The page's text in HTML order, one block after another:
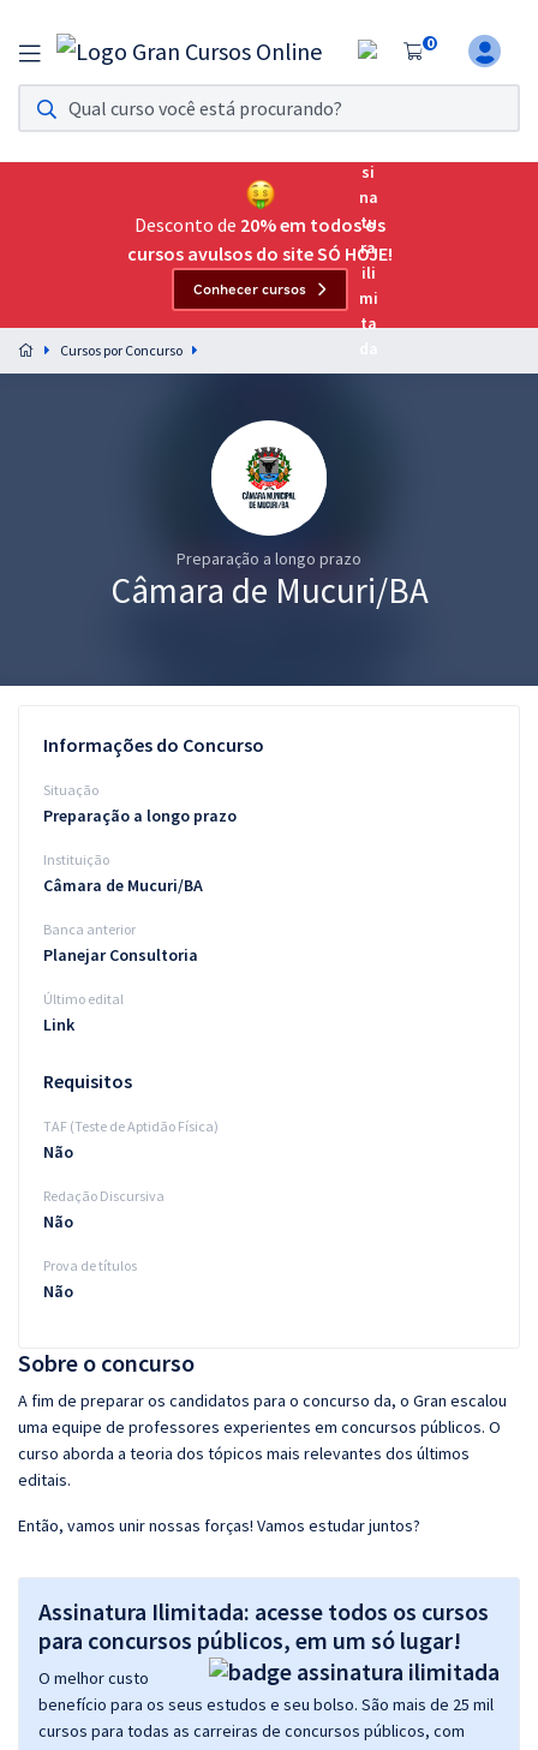
0
Assinatura Ilimitada 11
Acesso a todos os cursos. Teste grátis por 7 dias!
Assinatura OAB Até Passar
Acesso ilimitado a toda preparação para o Exame da
Preparação completa e intensiva para as principais
residências em saúde do Brasil
Questões grátis
Blog
Aprovados
Atendimento
Desconto de 20% em todos os
cursos avulsos do site SÓ HOJE!
Conhecer cursos
Cursos por Concurso
Preparação a longo prazo
Câmara de Mucuri/BA
Sobre o concurso
A fim de preparar os candidatos para o concurso da, o Gran escalou
uma equipe de professores experientes em concursos públicos. O
curso aborda a teoria dos tópicos mais relevantes dos últimos
editais.
Então, vamos unir nossas forças! Vamos estudar juntos?
Assinatura Ilimitada: acesse todos os cursos
para concursos públicos, em um só lugar!
O melhor custo
benefício para os seus estudos e seu bolso. São mais de 25 mil
cursos para todas as carreiras de concursos públicos, com
Informações do Concurso
Situação
Preparação a longo prazo
Instituição
Câmara de Mucuri/BA
Banca anterior
Planejar Consultoria
Último edital
Link
Requisitos
TAF (Teste de Aptidão Física)
Não
Redação Discursiva
Não
Prova de títulos
Não